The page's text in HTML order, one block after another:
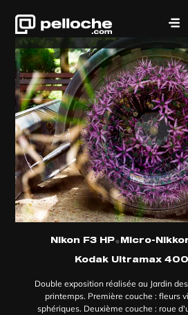
Nikon F3 HP•Micro-
Kodak Ultramax 400
Double exposition réalisée au Jardin
printemps. Première couche : fleurs
sphériques. Deuxième couche : roue